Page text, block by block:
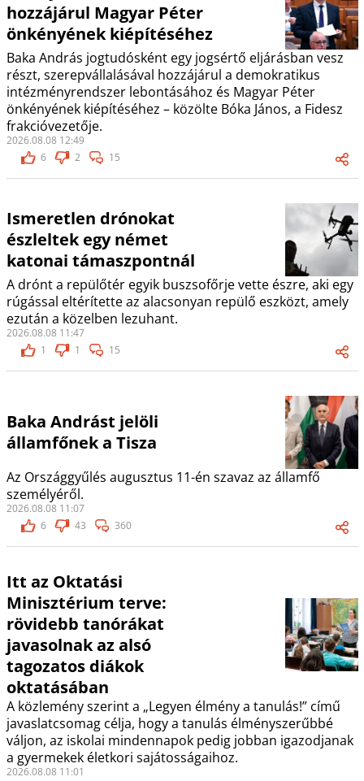
hozzájárul Magyar Péter
önkényének kiépítéséhez
Baka András jogtudósként egy jogsértő eljárásban vesz
részt, szerepvállalásával hozzájárul a demokratikus
intézményrendszer lebontásához és Magyar Péter
önkényének kiépítéséhez – közölte Bóka János, a Fidesz
frakcióvezetője.
2026.08.08 12:49
6
2 15
Ismeretlen drónokat
észleltek egy német
katonai támaszpontnál
A drónt a repülőtér egyik buszsofőrje vette észre, aki egy
rúgással eltérítette az alacsonyan repülő eszközt, amely
ezután a közelben lezuhant.
2026.08.08 11:47
1
1 15
Baka Andrást jelöli
államfőnek a Tisza
Az Országgyűlés augusztus 11-én szavaz az államfő
személyéről.
2026.08.08 11:07
6
43 360
Itt az Oktatási
Minisztérium terve:
rövidebb tanórákat
javasolnak az alsó
tagozatos diákok
oktatásában
A közlemény szerint a „Legyen élmény a tanulás!” című
javaslatcsomag célja, hogy a tanulás élményszerűbbé
váljon, az iskolai mindennapok pedig jobban igazodjanak
a gyermekek életkori sajátosságaihoz.
2026.08.08 11:01